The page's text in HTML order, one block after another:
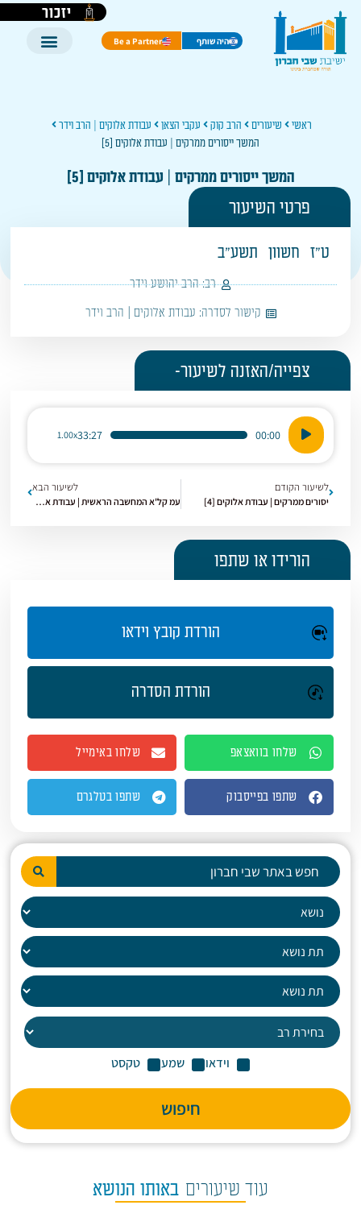
יזכור
היה שותף Be a Partner
ראשי שיעורים הרב קוק עקבי הצאן
עבודת אלוקים | הרב וידר
המשך ייסורים ממרקים | עבודת אלוקים [5]
המשך ייסורים ממרקים | עבודת אלוקים [5]
פרטי השיעור
ט"ז חשוון תשע"ב
רב: הרב יהושע וידר
קישור לסדרה: עבודת אלוקים | הרב וידר
צפייה/האזנה לשיעור-
נגן
אודיו
00:00
33:27
1.00x
לשיעור הקודם
יסורים ממרקים | עבודת אלוקים [4]
לשיעור הבא
עמ קל'א המחשבה הראשית | עבודת אלוקים [6]
הורידו או שתפו
הורדת קובץ וידאו
הורדת הסדרה
שלחו בוואצאפ שלחו באימייל
שתפו בפייסבוק שתפו בטלגרם
וידאו שמע טקסט
חיפוש
עוד שיעורים באותו הנושא